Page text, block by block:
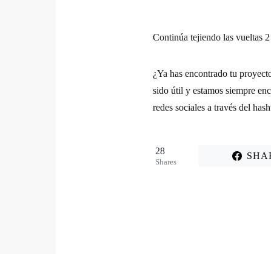
Continúa tejiendo las vueltas
¿Ya has encontrado tu
sido útil y estamos siempre
redes sociales a través del
28
Shares